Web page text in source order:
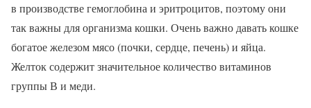
в производстве гемоглобина и эритроцитов, поэтому они
так важны для организма кошки. Очень важно давать кошке
богатое железом мясо (почки, сердце, печень) и яйца.
Желток содержит значительное количество витаминов
группы В и меди.